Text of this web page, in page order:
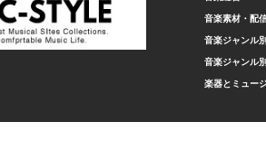
音楽素材・配
音楽ジャンル
音楽ジャンル
楽器とミュー